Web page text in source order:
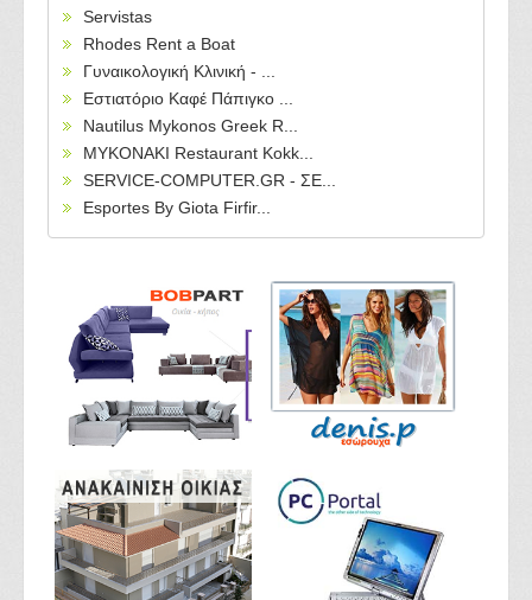
Servistas
Rhodes Rent a Boat
Γυναικολογική Κλινική - ...
Εστιατόριο Καφέ Πάπιγκο ...
Nautilus Mykonos Greek R...
MYKONAKI Restaurant Kokk...
SERVICE-COMPUTER.GR - ΣΕ...
Esportes By Giota Firfir...